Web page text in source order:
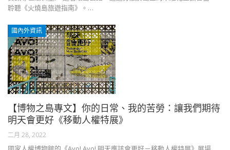
聆聽《火燒島旅遊指南》。…
國內外資訊
【博物之島專文】你的日常、我的苦勞：讓我們期待
明天會更好《移動人權特展》
二月 28, 2022